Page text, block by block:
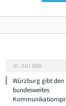
30. JULI 2026
Würzburg gibt den
bundesweites